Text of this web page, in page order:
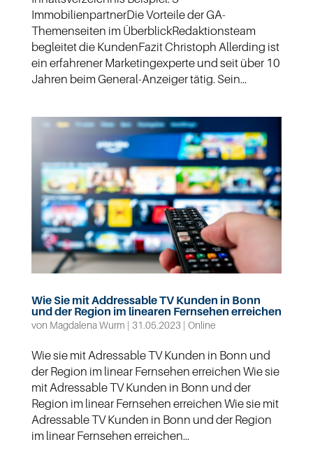
ImmobilienpartnerDie Vorteile der GA-
Themenseiten im ÜberblickRedaktionsteam
begleitet die KundenFazit Christoph Allerding ist
ein erfahrener Marketingexperte und seit über 10
Jahren beim General-Anzeiger tätig. Sein...
Wie Sie mit Addressable TV Kunden in Bonn
und der Region im linearen Fernsehen erreichen
von Magdalena Wurm | 31.05.2023| Online
Wie sie mit Adressable TV Kunden in Bonn und
der Region im linear Fernsehen erreichen Wie sie
mit Adressable TV Kunden in Bonn und der
Region im linear Fernsehen erreichen Wie sie mit
Adressable TV Kunden in Bonn und der Region
im linear Fernsehen erreichen...